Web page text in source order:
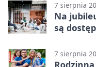
7 sierpnia
Na
są
7 sierpnia